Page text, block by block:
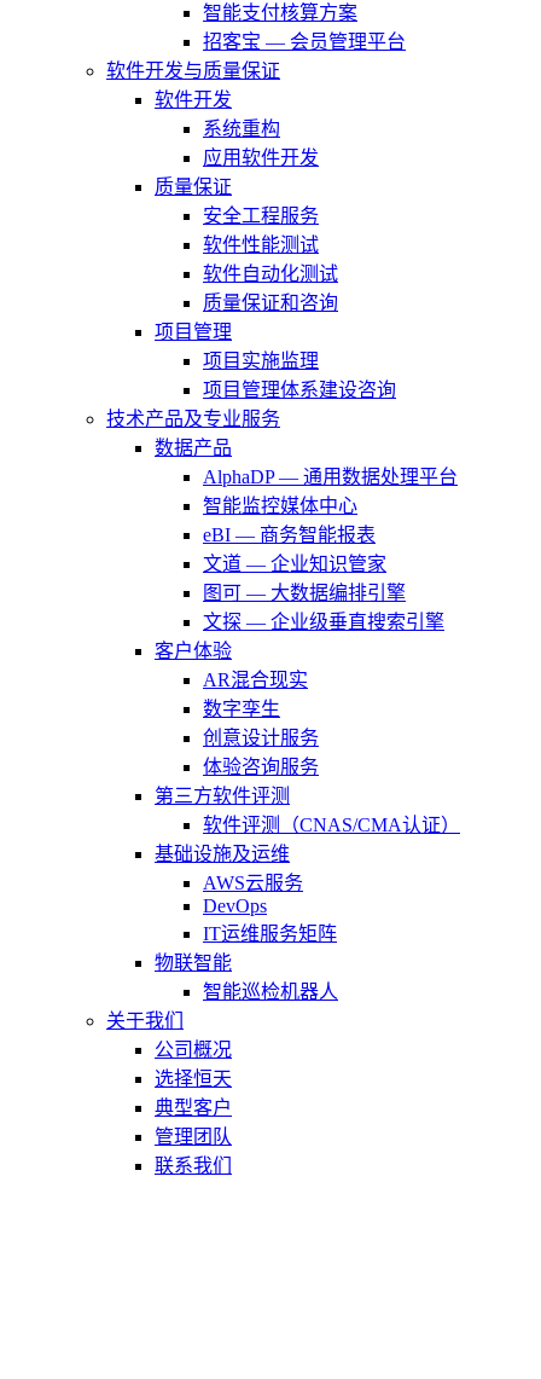
智能支付核算方案
招客宝 — 会员管理平台
软件开发与质量保证
软件开发
系统重构
应用软件开发
质量保证
安全工程服务
软件性能测试
软件自动化测试
质量保证和咨询
项目管理
项目实施监理
项目管理体系建设咨询
技术产品及专业服务
数据产品
AlphaDP — 通用数据处理平台
智能监控媒体中心
eBI — 商务智能报表
文道 — 企业知识管家
图可 — 大数据编排引擎
文探 — 企业级垂直搜索引擎
客户体验
AR混合现实
数字孪生
创意设计服务
体验咨询服务
第三方软件评测
软件评测（CNAS/CMA认证）
基础设施及运维
AWS云服务
DevOps
IT运维服务矩阵
物联智能
智能巡检机器人
关于我们
公司概况
选择恒天
典型客户
管理团队
联系我们